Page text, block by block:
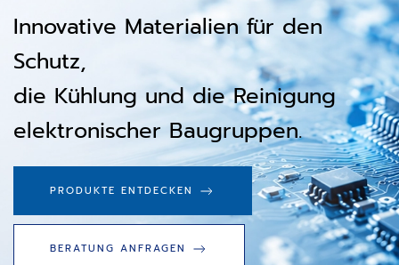
Innovative Materialien für den
Schutz,
die Kühlung und die Reinigung
elektronischer Baugruppen.
PRODUKTE ENTDECKEN
BERATUNG ANFRAGEN